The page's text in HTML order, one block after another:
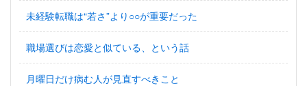
未経験転職は“若さ”より○○が重要だった
職場選びは恋愛と似ている、という話
月曜日だけ病む人が見直すべきこと